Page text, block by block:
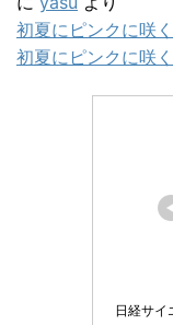
初夏にピンクに咲
初夏にピンクに咲
日経サイ